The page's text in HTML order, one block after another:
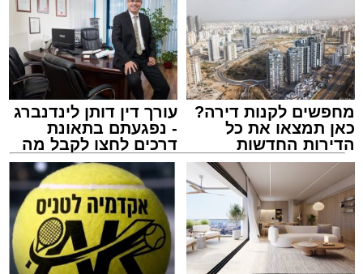
מחפשים לקנות דירה?
כאן תמצאו את כל
הדירות החדשות
למכירה באשדוד >>>
עורך דין דותן לינדנברג
- נפגעתם בתאונת
דרכים לחצו לקבל מה
שמגיע לכם